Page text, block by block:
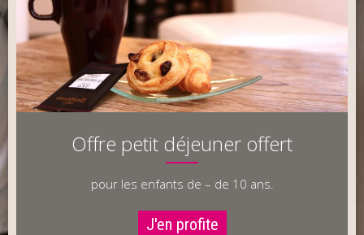
Offre petit déjeuner offert
pour les enfants de – de 10 ans.
J'en profite